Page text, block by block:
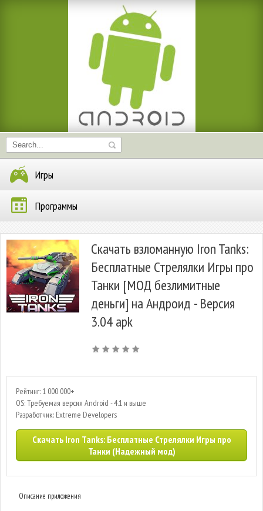
Игры
Программы
Скачать взломанную Iron Tanks:
Бесплатные Стрелялки Игры про
Танки [МОД безлимитные
деньги] на Андроид - Версия
3.04 apk
Рейтинг: 1 000 000+
OS: Требуемая версия Android - 4.1 и выше
Разработчик: Extreme Developers
Скачать Iron Tanks: Бесплатные Стрелялки Игры про
Танки (Надежный мод)
Описание приложения